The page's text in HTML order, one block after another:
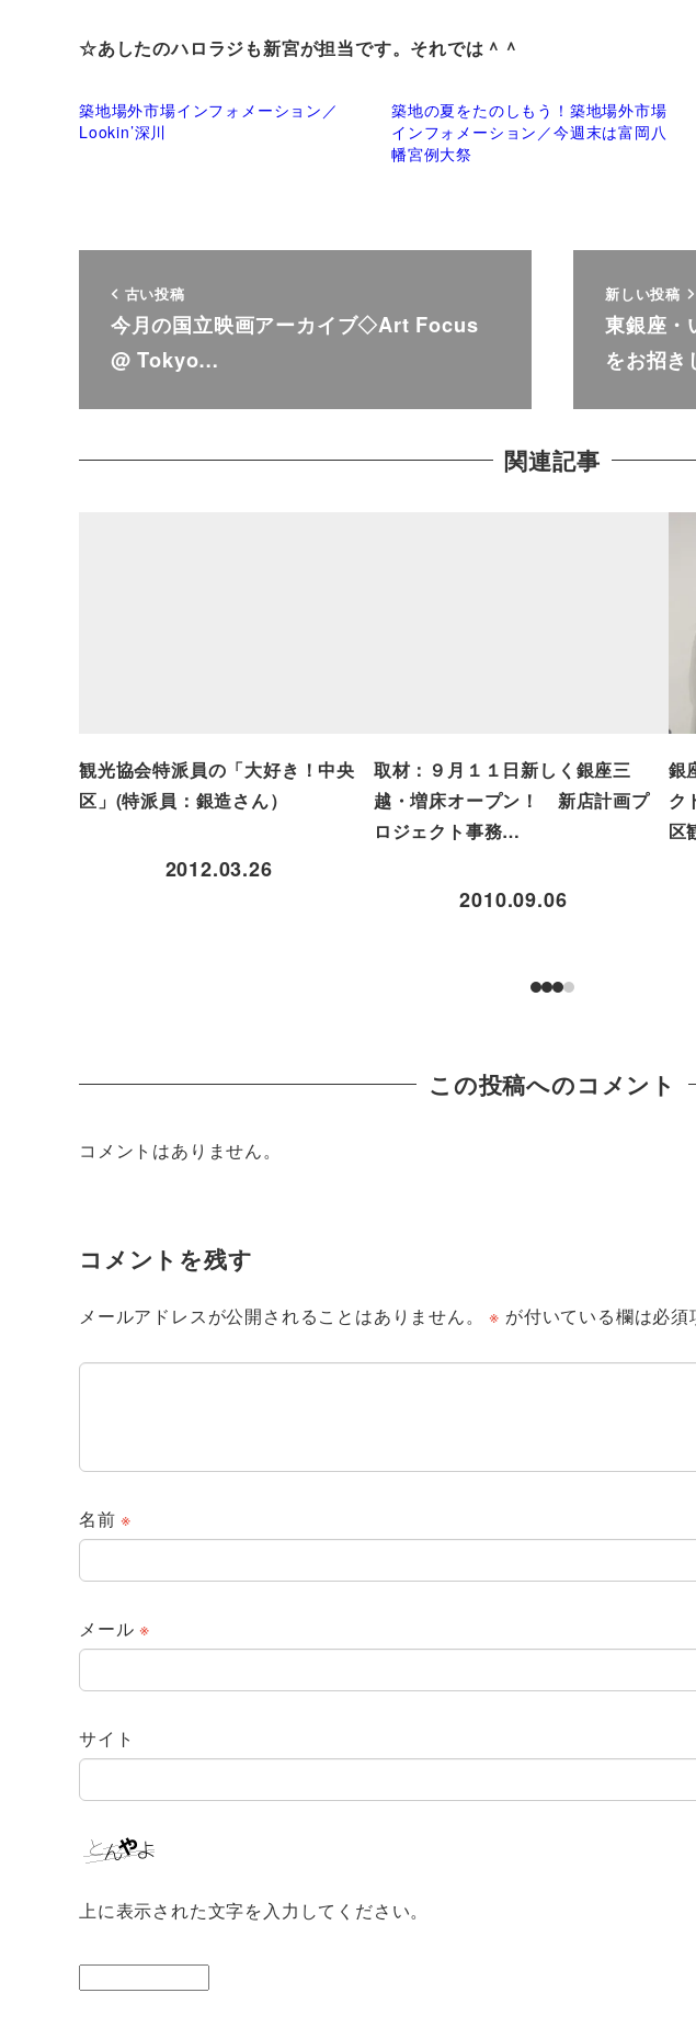
☆あしたのハロラジも新宮が担当です。それでは＾＾
築地場外市場インフォメーション／
Lookin’深川
築地の夏をたのしもう！築地場外市場
インフォメーション／今週末は富岡八
幡宮例大祭
古い投稿
今月の国立映画アーカイブ◇Art Focus
@ Tokyo…
新しい投稿
東銀座・
をお招き
関連記事
観光協会特派員の「大好き！中央
区」(特派員：銀造さん）
2012.03.26
取材：９月１１日新しく銀座三
越・増床オープン！ 新店計画プ
ロジェクト事務…
2010.09.06
銀
ク
区
この投稿へのコメント
コメントはありません。
コメントを残す
メールアドレスが公開されることはありません。 ※ が付いている欄は必須
名前※
メール※
サイト
上に表示された文字を入力してください。